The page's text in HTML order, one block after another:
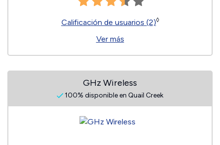
Calificación de usuarios (2)◊
Ver más
GHz Wireless
100% disponible en Quail Creek